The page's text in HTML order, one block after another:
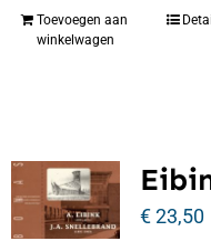
Toevoegen aan
winkelwagen
€23,50